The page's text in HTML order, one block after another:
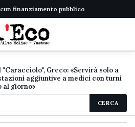
finanziamento pubblico
Greco: «Servirà solo a
aggiuntive a medici con turni
al giorno»
CERCA